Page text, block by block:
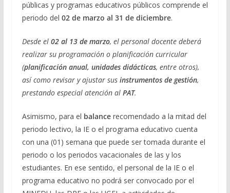
públicas y programas educativos públicos comprende el
periodo del 02 de marzo al 31 de diciembre.
Desde el 02 al 13 de marzo, el personal docente deberá
realizar su programación o planificación curricular
(planificación anual, unidades didácticas, entre otros),
así como revisar y ajustar sus instrumentos de gestión,
prestando especial atención al PAT.
Asimismo, para el balance recomendado a la mitad del
periodo lectivo, la IE o el programa educativo cuenta
con una (01) semana que puede ser tomada durante el
periodo o los periodos vacacionales de las y los
estudiantes. En ese sentido, el personal de la IE o el
programa educativo no podrá ser convocado por el